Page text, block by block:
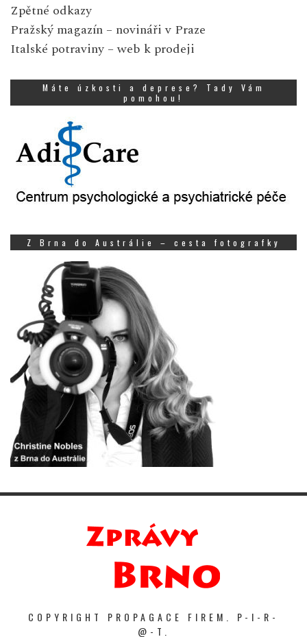
Zpětné odkazy
Pražský magazín – novináři v Praze
Italské potraviny – web k prodeji
Máte úzkosti a deprese? Tady Vám
pomohou!
Z Brna do Austrálie – cesta fotografky
COPYRIGHT PROPAGACE FIREM. P-I-R-
@-T.